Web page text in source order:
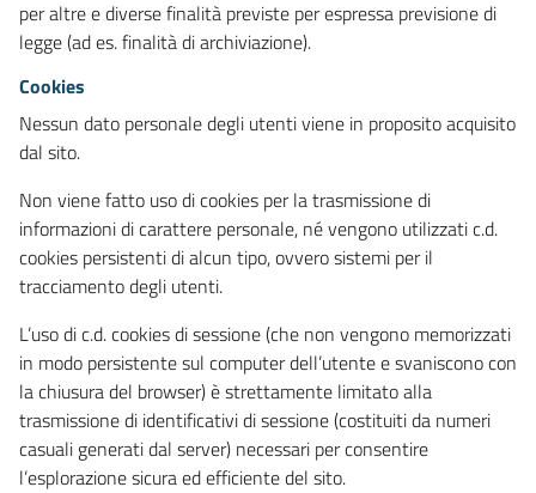
per altre e diverse finalità previste per espressa previsione di
legge (ad es. finalità di archiviazione).
Cookies
Nessun dato personale degli utenti viene in proposito acquisito
dal sito.
Non viene fatto uso di cookies per la trasmissione di
informazioni di carattere personale, né vengono utilizzati c.d.
cookies persistenti di alcun tipo, ovvero sistemi per il
tracciamento degli utenti.
L’uso di c.d. cookies di sessione (che non vengono memorizzati
in modo persistente sul computer dell’utente e svaniscono con
la chiusura del browser) è strettamente limitato alla
trasmissione di identificativi di sessione (costituiti da numeri
casuali generati dal server) necessari per consentire
l’esplorazione sicura ed efficiente del sito.